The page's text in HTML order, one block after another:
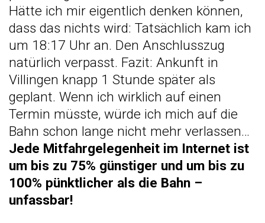
Hätte ich mir eigentlich denken können,
dass das nichts wird: Tatsächlich kam ich
um 18:17 Uhr an. Den Anschlusszug
natürlich verpasst. Fazit: Ankunft in
Villingen knapp 1 Stunde später als
geplant. Wenn ich wirklich auf einen
Termin müsste, würde ich mich auf die
Bahn schon lange nicht mehr verlassen…
Jede Mitfahrgelegenheit im Internet ist
um bis zu 75% günstiger und um bis zu
100% pünktlicher als die Bahn –
unfassbar!